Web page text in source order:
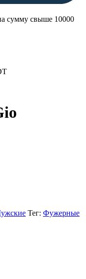
сумму свыше 10000
Тег: Фужерные